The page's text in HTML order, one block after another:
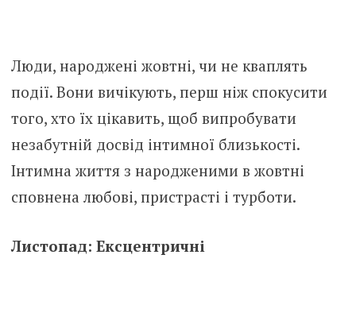
Люди, народжені жовтні, чи не кваплять
події. Вони вичікують, перш ніж спокусити
того, хто їх цікавить, щоб випробувати
незабутній досвід інтимної близькості.
Інтимна життя з народженими в жовтні
сповнена любові, пристрасті і турботи.
Листопад: Ексцентричні